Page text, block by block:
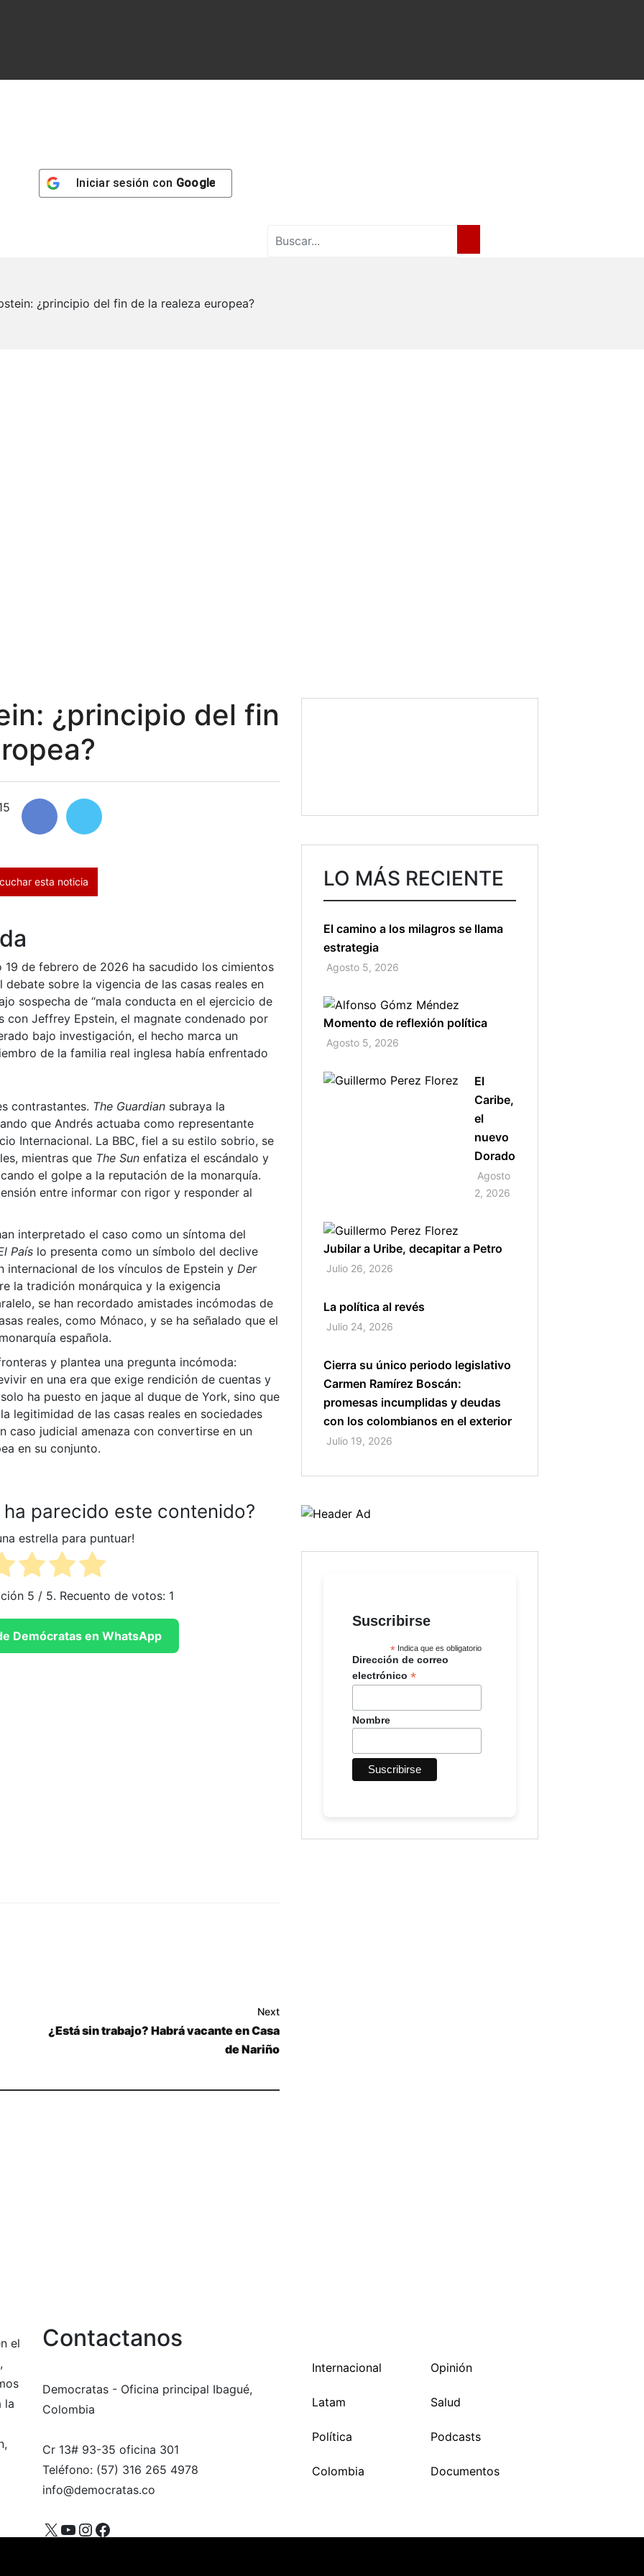
Iniciar sesión con Google
¿principio del fin de la realeza europea?
¿principio del fin
esta noticia
de febrero de 2026 ha sacudido los cimientos
sobre la vigencia de las casas reales en
sospecha de “mala conducta en el ejercicio de
con Jeffrey Epstein, el magnate condenado por
bajo investigación, el hecho marca un
de la familia real inglesa había enfrentado
contrastantes. The Guardian subraya la
que Andrés actuaba como representante
Internacional. La BBC, fiel a su estilo sobrio, se
mientras que The Sun enfatiza el escándalo y
el golpe a la reputación de la monarquía.
entre informar con rigor y responder al
interpretado el caso como un síntoma del
País lo presenta como un símbolo del declive
internacional de los vínculos de Epstein y Der
la tradición monárquica y la exigencia
se han recordado amistades incómodas de
reales, como Mónaco, y se ha señalado que el
española.
y plantea una pregunta incómoda:
en una era que exige rendición de cuentas y
ha puesto en jaque al duque de York, sino que
legitimidad de las casas reales en sociedades
caso judicial amenaza con convertirse en un
en su conjunto.
parecido este contenido?
estrella para puntuar!
5 / 5. Recuento de votos: 1
Demócratas en WhatsApp
Next
¿Está sin trabajo? Habrá vacante en Casa
de Nariño
LO MÁS RECIENTE
El camino a los milagros se llama
estrategia
Agosto 5, 2026
Momento de reflexión política
Agosto 5, 2026
El
Caribe,
el
nuevo
Dorado
Agosto
2, 2026
Jubilar a Uribe, decapitar a Petro
Julio 26, 2026
La política al revés
Julio 24, 2026
Cierra su único periodo legislativo
Carmen Ramírez Boscán:
promesas incumplidas y deudas
con los colombianos en el exterior
Julio 19, 2026
Suscribirse
* Indica que es obligatorio
Dirección de correo
electrónico *
Nombre
el
la
Contactanos
Democratas - Oficina principal Ibagué,
Colombia
Cr 13# 93-35 oficina 301
Teléfono: (57) 316 265 4978
info@democratas.co
X YouTube
Instagram
Facebook
Internacional
Latam
Política
Colombia
Opinión
Salud
Podcasts
Documentos